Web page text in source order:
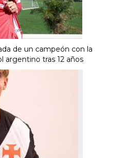
de un campeón con la
argentino tras 12 años